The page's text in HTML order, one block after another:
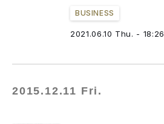
BUSINESS
2021.06.10 Thu. - 18:26
2015.12.11 Fri.